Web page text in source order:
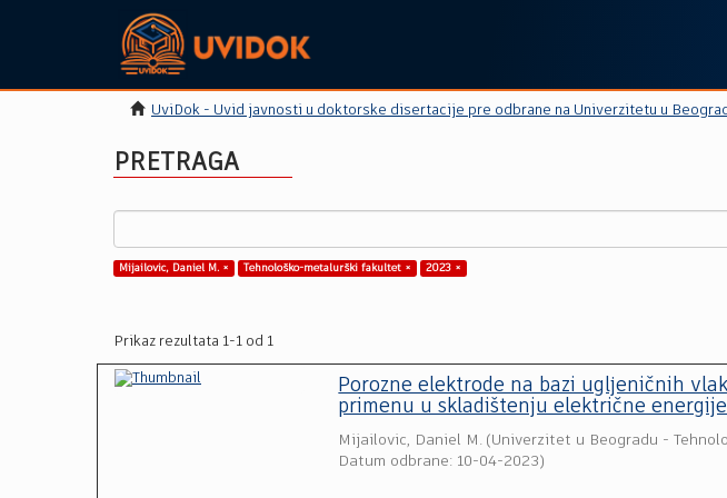
UviDok - Uvid javnosti u doktorske disertacije pre odbrane na Univerzitetu u
PRETRAGA
Mijailovic, Daniel M. × Tehnološko-metalurški fakultet × 2023 ×
Prikaz rezultata 1-1 od 1
Porozne elektrode na bazi uglјeničnih
primenu u skladištenju električne energije
Mijailovic, Daniel M. (Univerzitet u Beogradu -
Datum odbrane: 10-04-2023)